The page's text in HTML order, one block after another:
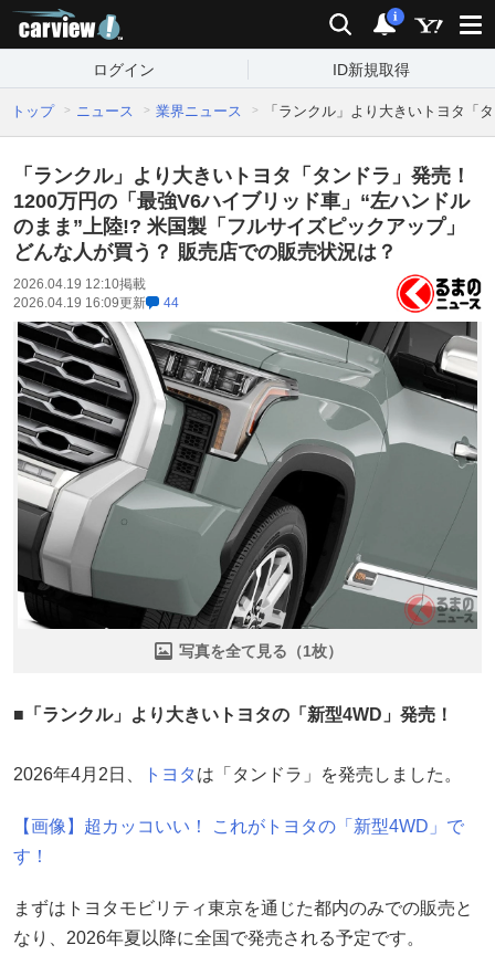
検索 通知
i
ログイン ID新規取得
トップ ニュース 業界ニュース 「ランクル」より大きいトヨタ「
「ランクル」より大きいトヨタ「タンドラ」発売！
1200万円の「最強V6ハイブリッド車」“左ハンドル
のまま”上陸!? 米国製「フルサイズピックアップ」
どんな人が買う？ 販売店での販売状況は？
2026.04.19 12:10掲載
2026.04.19 16:09更新 44
写真を全て見る（1枚）
■「ランクル」より大きいトヨタの「新型4WD」発売！
2026年4月2日、 トヨタ は「タンドラ」を発売しました。
【画像】超カッコいい！ これがトヨタの「新型4WD」で
す！
まずはトヨタモビリティ東京を通じた都内のみでの販売と
なり、2026年夏以降に全国で発売される予定です。